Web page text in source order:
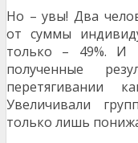
Но – увы! Два
от суммы
только – 49%. И
полученные
перетягивании
Увеличивали
только лишь